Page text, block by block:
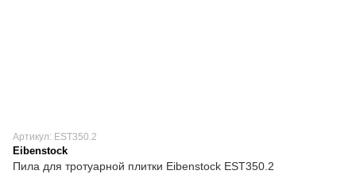
Артикул: EST350.2
Eibenstock
Пила для тротуарной плитки Eibenstock EST350.2